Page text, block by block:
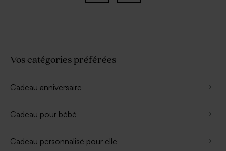
Vos catégories préférées
Cadeau anniversaire
Cadeau pour bébé
Cadeau personnalisé pour elle